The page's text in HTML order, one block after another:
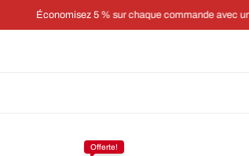
% sur chaque commande avec un abonnement
Offerte!